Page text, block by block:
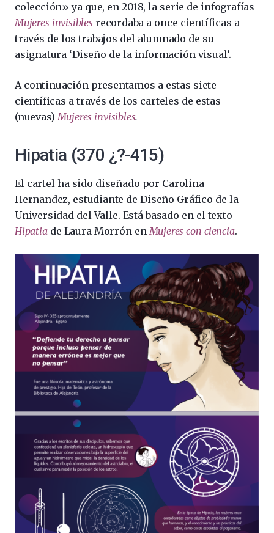
colección» ya que, en 2018, la serie de infografías
Mujeres invisibles recordaba a once científicas a
través de los trabajos del alumnado de su
asignatura ‘Diseño de la información visual’.
A continuación presentamos a estas siete
científicas a través de los carteles de estas
(nuevas)Mujeres invisibles.
Hipatia (370 ¿?-415)
El cartel ha sido diseñado por Carolina
Hernandez, estudiante de Diseño Gráfico de la
Universidad del Valle. Está basado en el texto
Hipatiade Laura Morrón enMujeres con ciencia.